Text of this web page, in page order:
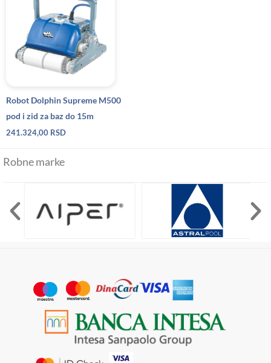
Robot Dolphin Supreme M500
pod i zid za baz do 15m
241.324,00 RSD
Robne marke